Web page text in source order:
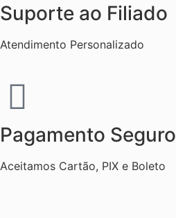
Suporte ao Filiado
Atendimento Personalizado
Pagamento Seguro
Aceitamos Cartão, PIX e Boleto